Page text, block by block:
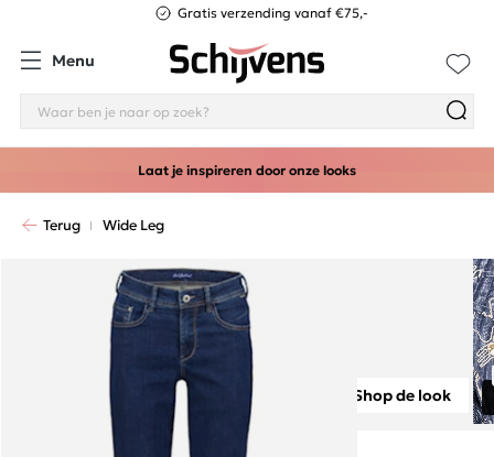
Gratis verzending vanaf €75,-
Menu
Laat je inspireren door onze looks
Terug Wide Leg
Shop de look